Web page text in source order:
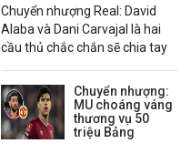
Chuyển nhượng Real: David
Alaba và Dani Carvajal là hai
cầu thủ chắc chắn sẽ chia tay
2026.
Chuyển nhượng:
MU choáng váng
thương vụ 50
triệu Bảng